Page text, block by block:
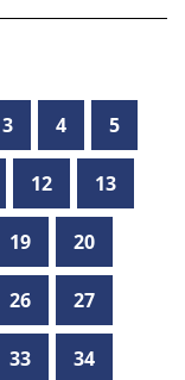
3 4 5
12 13
19 20
26 27
33 34